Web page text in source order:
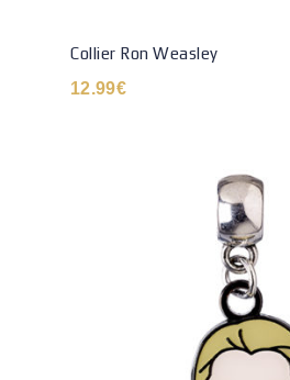
Collier Ron Weasley
12.99€